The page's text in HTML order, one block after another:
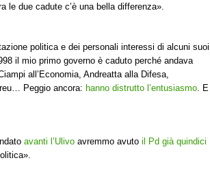
le due cadute c’è una bella differenza».
politica e dei personali interessi di alcuni suoi
il mio primo governo è caduto perché andava
all’Economia, Andreatta alla Difesa,
Peggio ancora: hanno distrutto l’entusiasmo . E
avanti l’Ulivo avremmo avuto il Pd già quindici